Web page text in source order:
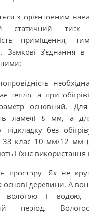
з орієнтовним
статичний тиск
приміщення,
Замкові з’єднання
тепло, а при
основний. Для
ламелі 8 мм, а
підкладку без
33 клас 10 мм/12 мм
і їхнє використання
простору. Як не
основі деревини. А
вологою і водою,
період.